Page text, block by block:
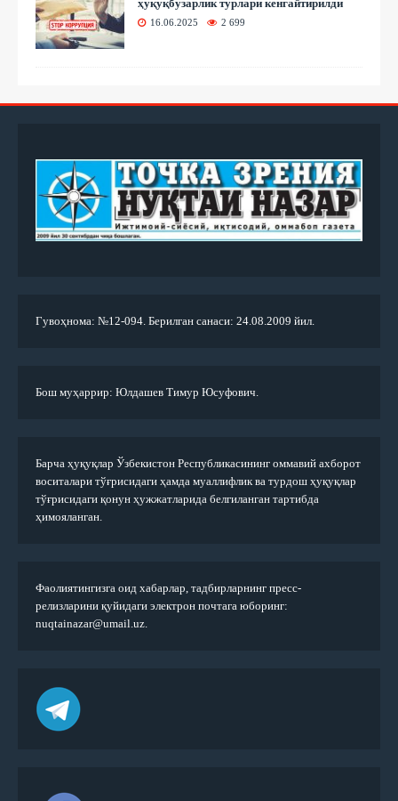
ҳуқуқбузарлик турлари кенгайтирилди
16.06.2025 2 699
Гувоҳнома: №12-094. Берилган санаси: 24.08.2009 йил.
Бош муҳаррир: Юлдашев Тимур Юсуфович.
Барча ҳуқуқлар Ўзбекистон Республикасининг оммавий ахборот
воситалари тўғрисидаги ҳамда муаллифлик ва турдош ҳуқуқлар
тўғрисидаги қонун ҳужжатларида белгиланган тартибда
ҳимояланган.
Фаолиятингизга оид хабарлар, тадбирларнинг пресс-
релизларини қуйидаги электрон почтага юборинг:
nuqtainazar@umail.uz.